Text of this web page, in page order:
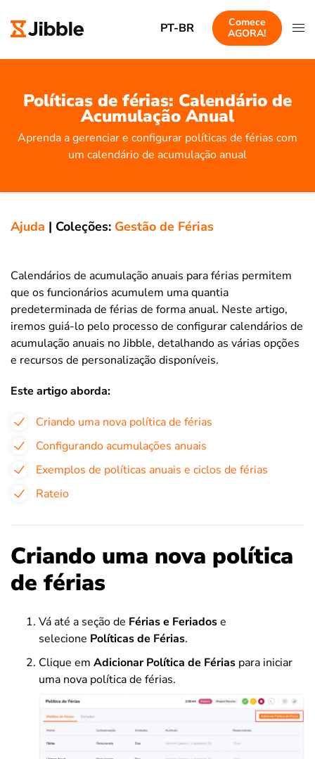
PT-BR
Comece
AGORA!
Políticas de férias: Calendário de
Acumulação Anual
Aprenda a gerenciar e configurar políticas de férias com
um calendário de acumulação anual
Ajuda | Coleções: Gestão de Férias
Calendários de acumulação anuais para férias permitem
que os funcionários acumulem uma quantia
predeterminada de férias de forma anual. Neste artigo,
iremos guiá-lo pelo processo de configurar calendários de
acumulação anuais no Jibble, detalhando as várias opções
e recursos de personalização disponíveis.
Este artigo aborda:
Criando uma nova política de férias
Configurando acumulações anuais
Exemplos de políticas anuais e ciclos de férias
Rateio
Criando uma nova política
de férias
Vá até a seção de Férias e Feriadose
selecione Políticas de Férias.
Clique em Adicionar Política de Férias para iniciar
uma nova política de férias.